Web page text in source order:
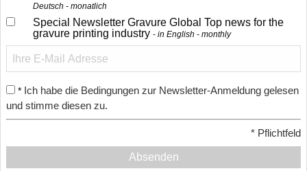
Deutsch - monatlich
Special Newsletter Gravure Global Top news for the
gravure printing industry
in English - monthly
* Ich habe die Bedingungen zur Newsletter-Anmeldung gelesen
und stimme diesen zu.
* Pflichtfeld
Absenden